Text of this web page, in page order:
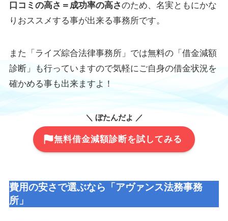
口コミの高さ＝成功率の高さのため、名実ともにかな
りおススメする事が出来る事務所です。
また「ライズ綜合法律事務所」では無料の「借金減額
診断」も行っていますので気軽にご自身の借金状況を
確かめる事も出来ますよ！
＼ ぼたんだよ ／
無料借金減額診断を試してみる
費用の安さで選ぶなら「アヴァンス法務事務
所」